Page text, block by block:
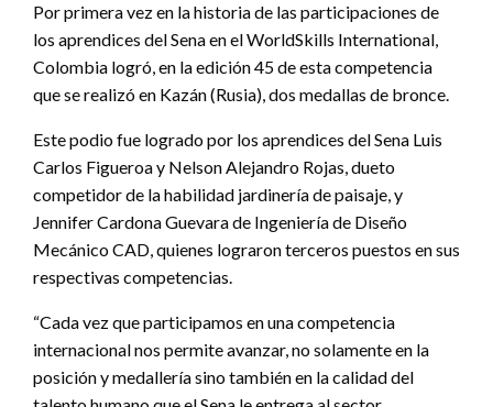
Por primera vez en la historia de las participaciones de
los aprendices del Sena en el WorldSkills International,
Colombia logró, en la edición 45 de esta competencia
que se realizó en Kazán (Rusia), dos medallas de bronce.
Este podio fue logrado por los aprendices del Sena Luis
Carlos Figueroa y Nelson Alejandro Rojas, dueto
competidor de la habilidad jardinería de paisaje, y
Jennifer Cardona Guevara de Ingeniería de Diseño
Mecánico CAD, quienes lograron terceros puestos en sus
respectivas competencias.
“Cada vez que participamos en una competencia
internacional nos permite avanzar, no solamente en la
posición y medallería sino también en la calidad del